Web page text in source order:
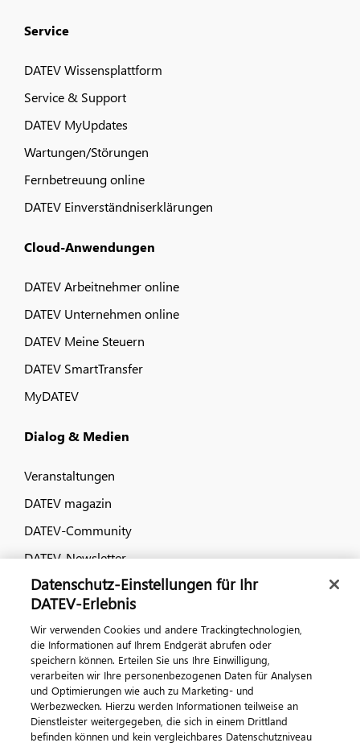
Service
DATEV Wissensplattform
Service & Support
DATEV MyUpdates
Wartungen/Störungen
Fernbetreuung online
DATEV Einverständniserklärungen
Cloud-Anwendungen
DATEV Arbeitnehmer online
DATEV Unternehmen online
DATEV Meine Steuern
DATEV SmartTransfer
MyDATEV
Dialog & Medien
Veranstaltungen
DATEV magazin
DATEV-Community
DATEV-Newsletter
Kontaktieren Sie uns
Datenschutz-Einstellungen für Ihr
DATEV-Erlebnis
Wir verwenden Cookies und andere Trackingtechnologien,
die Informationen auf Ihrem Endgerät abrufen oder
speichern können. Erteilen Sie uns Ihre Einwilligung,
verarbeiten wir Ihre personenbezogenen Daten für Analysen
und Optimierungen wie auch zu Marketing- und
Werbezwecken. Hierzu werden Informationen teilweise an
Dienstleister weitergegeben, die sich in einem Drittland
befinden können und kein vergleichbares Datenschutzniveau